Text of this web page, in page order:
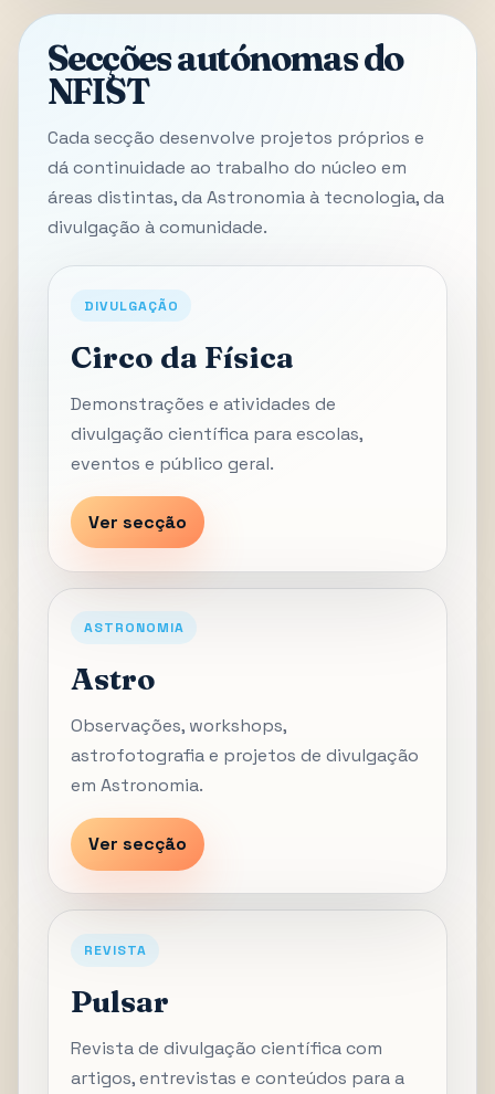
Secções autónomas do
NFIST
Cada secção desenvolve projetos próprios e
dá continuidade ao trabalho do núcleo em
áreas distintas, da Astronomia à tecnologia, da
divulgação à comunidade.
DIVULGAÇÃO
Circo da Física
Demonstrações e atividades de
divulgação científica para escolas,
eventos e público geral.
Ver secção
ASTRONOMIA
Astro
Observações, workshops,
astrofotografia e projetos de divulgação
em Astronomia.
Ver secção
REVISTA
Pulsar
Revista de divulgação científica com
artigos, entrevistas e conteúdos para a